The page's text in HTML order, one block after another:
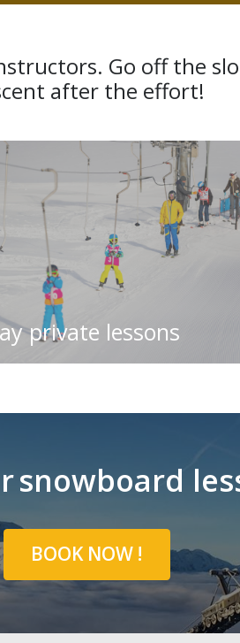
Go off the
after the effort!
private lessons
snowboard
BOOK NOW !